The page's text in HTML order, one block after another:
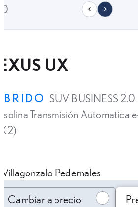
UX
SUV BUSINESS
Transmisión Automatica
Villagonzalo Pedernales
Cambiar a precio